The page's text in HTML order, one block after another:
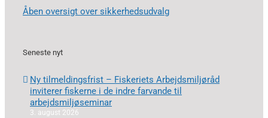
Åben oversigt over sikkerhedsudvalg
Seneste nyt
Ny tilmeldingsfrist – Fiskeriets Arbejdsmiljøråd
inviterer fiskerne i de indre farvande til
arbejdsmiljøseminar
3. august 2026